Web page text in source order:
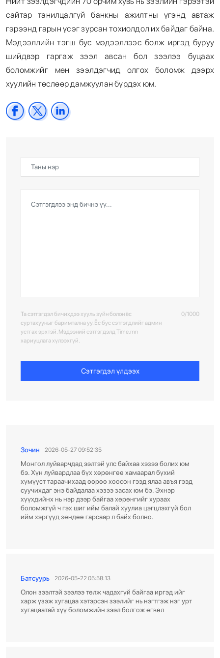
сайтар танилцалгүй банкны ажилтны үгэнд автаж
гэрээнд гарын үсэг зурсан тохиолдол их байдаг байна.
Мэдээллийн тэгш бус мэдээллээс болж иргэд буруу
шийдвэр гаргаж зээл авсан бол зээлээ буцаах
боломжийг мөн зээлдэгчид олгох боломж дээрх
хуулийн төслөөр дамжуулан бүрдэх юм.
Та сэтгэгдэл бичихдээ хууль зүйн болон ёс
суртахууныг баримтална уу. Ёс бус сэтгэгдлийг админ
устгах эрхтэй. Мэдээний сэтгэгдэлд Time.mn
хариуцлага хүлээхгүй.
0/1000
Сэтгэгдэл үлдээх
Зочин 2026-05-27 09:52:35
Монгол луйварчдад ээлтэй улс байхаа хэзээ болих юм
бэ. Хүн луйвардлаа бүх хөрөнгөө хамаарал бүхий
хүмүүст тараачихаад өөрөө хоосон гээд ялаа авъя гээд
суучихдаг энэ байдалаа хэзээ засах юм бэ. Эхнэр
хүүхдийнх нь нэр дээр байгаа хөрөнгийг хураах
боломжгүй ч гэх шиг ийм балай хуулиа цэгцлэхгүй бол
ийм хэргүүд зөндөө гарсаар л байх болно.
Батсуурь 2026-05-22 05:58:13
Олон зээлтэй зээлээ төлж чадахгүй байгаа иргэд ийг
харж үзэж хугацаа хэтэрсэн зээлийг нь нэгтгэж нэг урт
хугацаатай хүү боломжийн зээл болгож өгвөл